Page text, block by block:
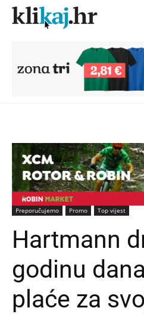
Preporučujemo Promo Top vijest
Hartmann
godinu
plaće za